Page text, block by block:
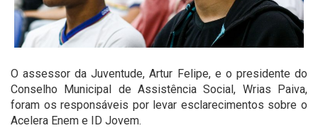
O assessor da Juventude, Artur Felipe, e o presidente do
Conselho Municipal de Assistência Social, Wrias Paiva,
foram os responsáveis por levar esclarecimentos sobre o
Acelera Enem e ID Jovem.